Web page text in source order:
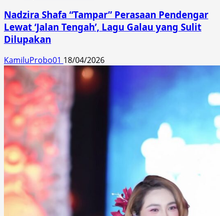
Nadzira Shafa “Tampar” Perasaan Pendengar
Lewat ‘Jalan Tengah’, Lagu Galau yang Sulit
Dilupakan
KamiluProbo01 18/04/2026